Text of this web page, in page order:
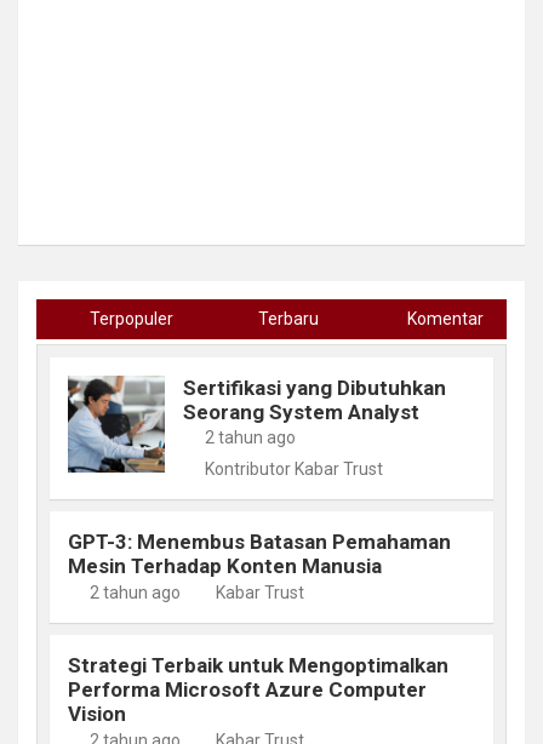
Terpopuler Terbaru Komentar
Sertifikasi yang Dibutuhkan
Seorang System Analyst
2 tahun ago
Kontributor Kabar Trust
GPT-3: Menembus Batasan Pemahaman
Mesin Terhadap Konten Manusia
2 tahun ago Kabar Trust
Strategi Terbaik untuk Mengoptimalkan
Performa Microsoft Azure Computer
Vision
2 tahun ago Kabar Trust